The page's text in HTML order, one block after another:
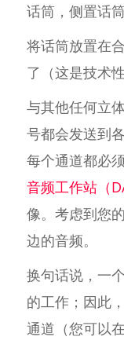
话筒，侧置话
将话筒放置在
了（这是技术
与其他任何立
号都会发送到
每个通道都必
音频工作站（
像。考虑到您
边的音频。
换句话说，一
的工作；因此
通道（您可以